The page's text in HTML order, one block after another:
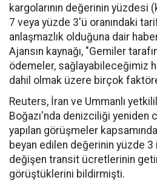
kargolarının değerinin yüzdesi
7 veya yüzde 3'ü oranındaki
anlaşmazlık olduğuna dair
Ajansın kaynağı, "Gemiler
ödemeler, sağlayabileceğimiz
dahil olmak üzere birçok
Reuters, İran ve Ummanlı
Boğazı'nda denizciliği yeniden
yapılan görüşmeler
beyan edilen değerinin yüzde 3
değişen transit ücretlerinin
görüştüklerini bildirmişti.